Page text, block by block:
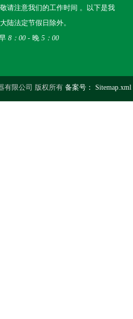
请注意我们的工作时间 。以下是我
陆法定节假日除外。
8：00 - 晚 5：00
有限公司 版权所有 备案号： Sitemap.xml